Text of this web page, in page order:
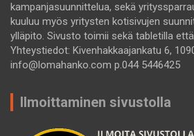
kampanjasuunnittelua, sekä
kuuluu myös yritysten kotisivujen
ylläpito. Sivusto toimii sekä tabletilla
Yhteystiedot: Kivenhakkaajankatu 6,
info@lomahanko.com p.044 5446425
Ilmoittaminen sivustolla